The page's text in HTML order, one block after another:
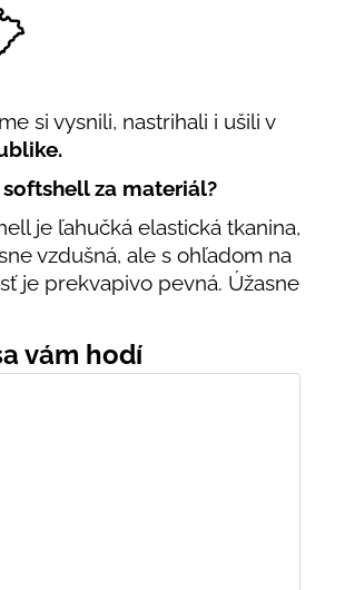
si vysnili, nastrihali i ušili v
za materiál?
je ľahučká elastická tkanina,
vzdušná, ale s ohľadom na
je prekvapivo pevná. Úžasne